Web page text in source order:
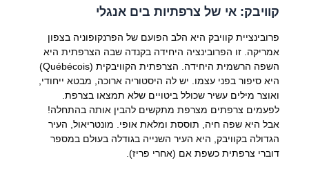
קוויבק: אי של צרפתיות בים אנגלי
פרובינציית קוויבק היא הלב הפועם של הפרנקופוניה בצפון
אמריקה. זו הפרובינציה היחידה בקנדה שבה הצרפתית היא
השפה הרשמית היחידה. הצרפתית הקוויבקית (Québécois)
היא סיפור בפני עצמו. יש לה היסטוריה ארוכה, מבטא ייחודי,
ואוצר מילים עשיר שכולל ביטויים שלא תמצאו בצרפת.
לפעמים צרפתים מצרפת מתקשים להבין אותה בהתחלה!
אבל היא שפה חיה, תוססת ומלאת אופי. מונטריאול, העיר
הגדולה בקוויבק, היא העיר השנייה בגודלה בעולם במספר
דוברי צרפתית כשפת אם (אחרי פריז).